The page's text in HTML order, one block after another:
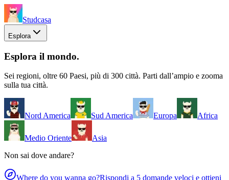
Studcasa
Esplora
Esplora il mondo.
Sei regioni, oltre 60 Paesi, più di 300 città. Parti dall’ampio e zooma
sulla tua città.
Nord America Sud America Europa Africa
Medio Oriente
Asia
Non sai dove andare?
Where do you wanna go?Rispondi a 5 domande veloci e ottieni